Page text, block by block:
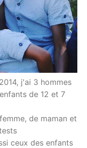
j'ai 3 hommes
de 12 et 7
de maman et
ceux des enfants